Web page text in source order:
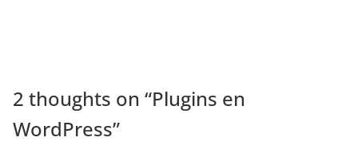
2 thoughts on “Plugins en
WordPress”